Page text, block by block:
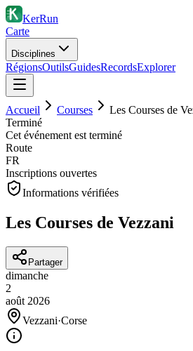
KerRun
Carte
Disciplines
RégionsOutilsGuidesRecordsExplorer
Accueil Courses
Les Courses de
Terminé
Cet événement est terminé
Route
FR
Inscriptions ouvertes
Informations vérifiées
Les Courses de Vezzani
Partager
dimanche
2
août 2026
Vezzani·Corse